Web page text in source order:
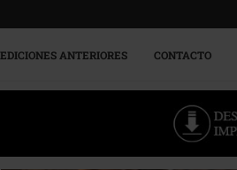
EDICIONES ANTERIORES CONTACTO